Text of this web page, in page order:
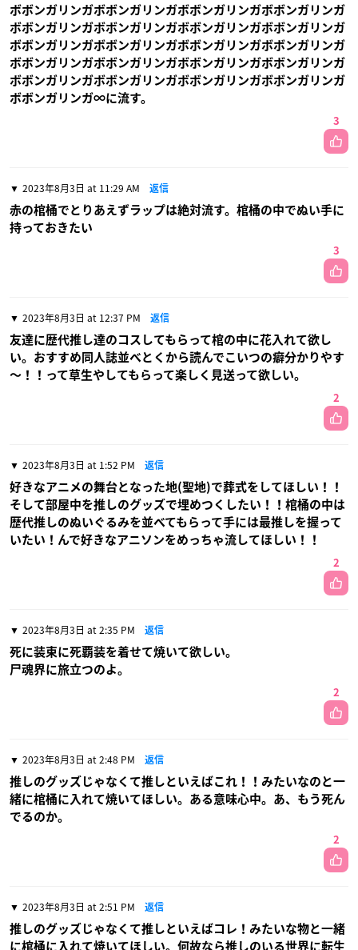
ボボンガリンガボボンガリンガボボンガリンガボボンガリンガ
ボボンガリンガボボンガリンガボボンガリンガボボンガリンガ
ボボンガリンガボボンガリンガボボンガリンガボボンガリンガ
ボボンガリンガボボンガリンガボボンガリンガボボンガリンガ
ボボンガリンガボボンガリンガボボンガリンガボボンガリンガ
ボボンガリンガ∞に流す。
3
2023年8月3日 at 11:29 AM 返信
赤の棺桶でとりあえずラップは絶対流す。棺桶の中でぬい手に
持っておきたい
3
2023年8月3日 at 12:37 PM 返信
友達に歴代推し達のコスしてもらって棺の中に花入れて欲し
い。おすすめ同人誌並べとくから読んでこいつの癖分かりやす
〜！！って草生やしてもらって楽しく見送って欲しい。
2
2023年8月3日 at 1:52 PM 返信
好きなアニメの舞台となった地(聖地)で葬式をしてほしい！！
そして部屋中を推しのグッズで埋めつくしたい！！棺桶の中は
歴代推しのぬいぐるみを並べてもらって手には最推しを握って
いたい！んで好きなアニソンをめっちゃ流してほしい！！
2
2023年8月3日 at 2:35 PM 返信
死に装束に死覇装を着せて焼いて欲しい。
尸魂界に旅立つのよ。
2
2023年8月3日 at 2:48 PM 返信
推しのグッズじゃなくて推しといえばこれ！！みたいなのと一
緒に棺桶に入れて焼いてほしい。ある意味心中。あ、もう死ん
でるのか。
2
2023年8月3日 at 2:51 PM 返信
推しのグッズじゃなくて推しといえばコレ！みたいな物と一緒
に棺桶に入れて焼いてほしい。何故なら推しのいる世界に転生